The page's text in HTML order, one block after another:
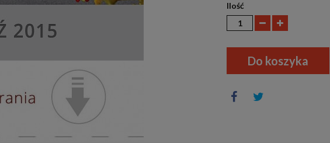
Ilość
Do koszyka